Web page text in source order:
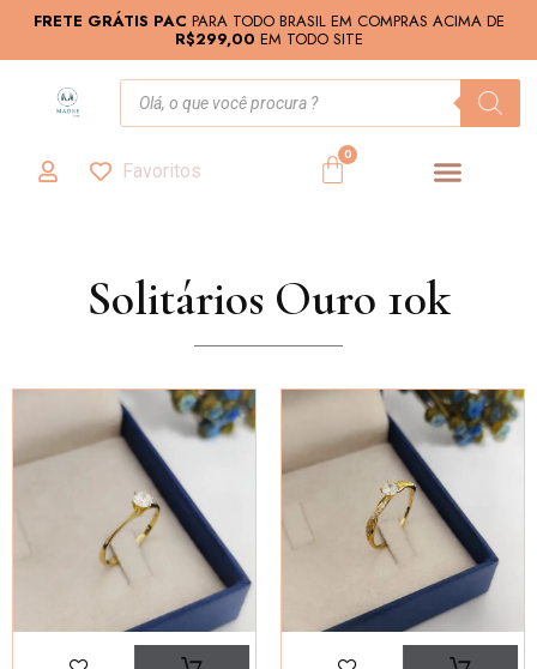
FRETE GRÁTIS PAC PARA TODO BRASIL EM COMPRAS ACIMA DE
R$299,00 EM TODO SITE
Favoritos
0
Solitários Ouro 10k